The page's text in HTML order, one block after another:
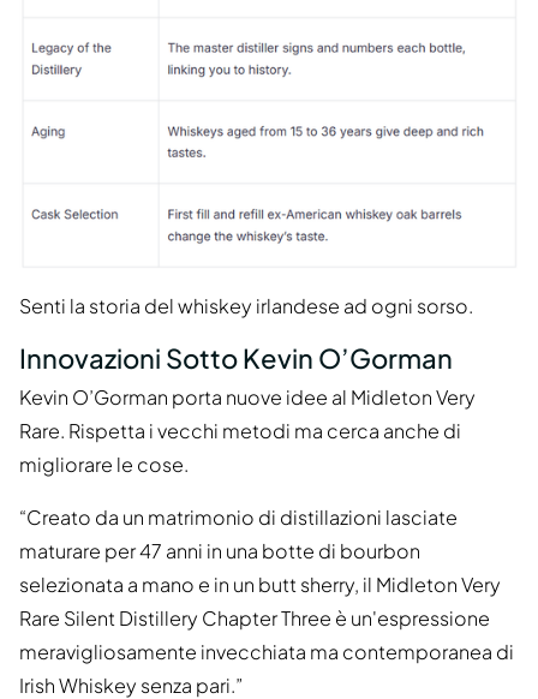
Senti la storia del whiskey irlandese ad ogni sorso.
Innovazioni Sotto Kevin O’Gorman
Kevin O’Gorman porta nuove idee al Midleton Very
Rare. Rispetta i vecchi metodi ma cerca anche di
migliorare le cose.
“Creato da un matrimonio di distillazioni lasciate
maturare per 47 anni in una botte di bourbon
selezionata a mano e in un butt sherry, il Midleton Very
Rare Silent Distillery Chapter Three è un'espressione
meravigliosamente invecchiata ma contemporanea di
Irish Whiskey senza pari.”